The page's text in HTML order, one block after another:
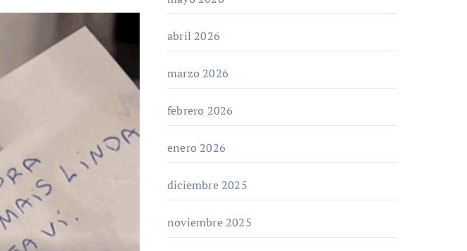
abril 2026
marzo 2026
febrero 2026
enero 2026
diciembre 2025
noviembre 2025